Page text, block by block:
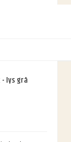
lys grå